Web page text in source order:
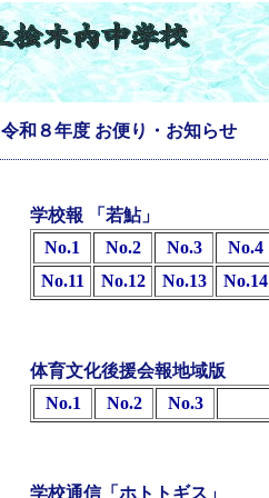
令和８年度 お便り・お知らせ
学校報 「若鮎」
No.1
No.2 No.3 No.4
No.11
No.12 No.13 No.14
体育文化後援会報地域版
No.1
No.2 No.3
学校通信「ホトトギス」